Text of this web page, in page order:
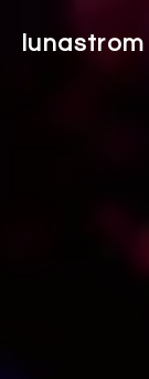
lunastrom